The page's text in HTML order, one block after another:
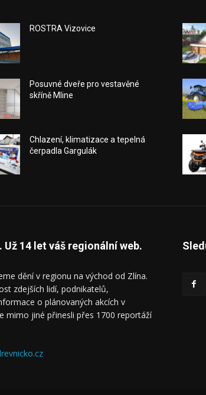
ROSTRA Vizovice
Posuvné dveře pro vestavěné
skříně Mline
Chlazení, klimatizace a tepelná
čerpadla Gargulák
14 let váš regionální web.
dění v regionu na východ od Zlína.
zdejších lidí, podnikatelů,
o plánovaných akcích v
mimo jiné přinesli přes 1700 reportáží